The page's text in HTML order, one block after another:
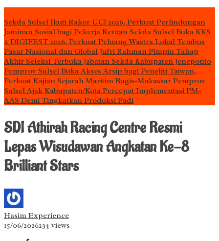
Sekda Sulsel Ikuti Rakor UCJ 2026, Perkuat Perlindungan
Jaminan Sosial bagi Pekerja Rentan Sekda Sulsel Buka KKS
x DIGIFEST 2026, Perkuat Peluang Wastra Lokal Tembus
Pasar Nasional dan Global Jufri Rahman Pimpin Tahap
Akhir Seleksi Terbuka Jabatan Sekda Kabupaten Jeneponto
Pemprov Sulsel Buka Akses Arsip bagi Peneliti Taiwan,
Perkuat Kajian Sejarah Maritim Bugis-Makassar Pemprov
Sulsel Ajak Kabupaten/Kota Percepat Implementasi PM-
AAS Demi Tingkatkan Produksi Padi
SDI Athirah Racing Centre Resmi
Lepas Wisudawan Angkatan Ke-8
Brilliant Stars
Hasim Experience
15/06/2026234 views